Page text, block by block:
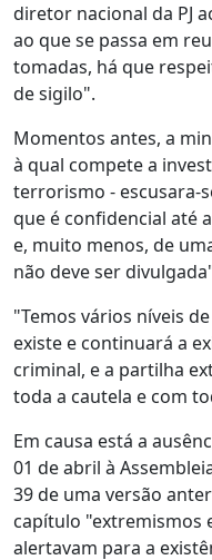
diretor nacional da PJ
ao que se passa em
tomadas, há que
de sigilo".
Momentos antes, a
à qual compete a
terrorismo - escusara-
que é confidencial até
e, muito menos, de
não deve ser
"Temos vários níveis
existe e continuará a
criminal, e a partilha
toda a cautela e com
Em causa está a
01 de abril à
39 de uma versão
capítulo "extremismos
alertavam para a